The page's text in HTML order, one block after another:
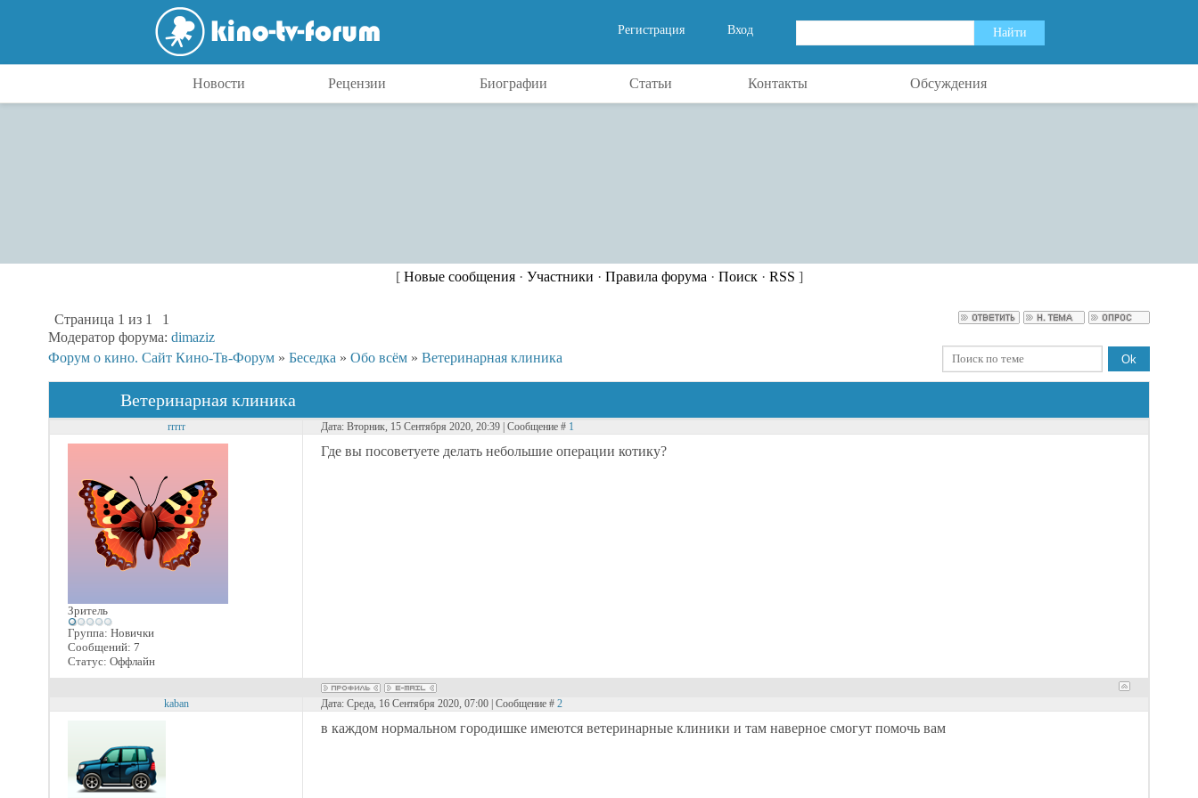
Вход
Регистрация
Новости Рецензии Биографии Статьи Контакты Обсуждения
[ Новые сообщения· Участники · Правила форума · Поиск· RSS ]
Страница 1 из 1
1
Модератор форума: dimaziz
Форум о кино. Сайт Кино-Тв-Форум » Беседка » Обо всём » Ветеринарная клиника
Ветеринарная клиника
rrrrr Дата: Вторник, 15 Сентября 2020, 20:39 | Сообщение # 1
Зритель
Группа: Новички
Сообщений: 7
Статус: Оффлайн
Где вы посоветуете делать небольшие операции котику?
kaban Дата: Среда, 16 Сентября 2020, 07:00 | Сообщение # 2
в каждом нормальном городишке имеются ветеринарные клиники и там наверное смогут помочь вам